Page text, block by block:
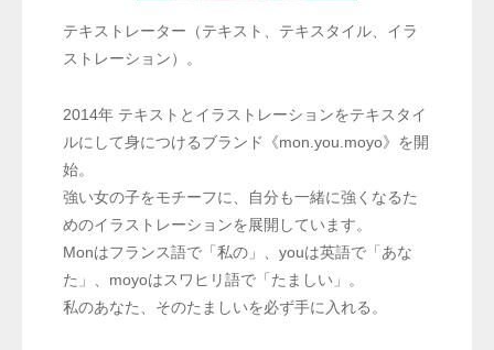
テキストレーター（テキスト、テキスタイル、イラ
ストレーション）。
2014年 テキストとイラストレーションをテキスタイ
ルにして身につけるブランド《mon.you.moyo》を開
始。
強い女の子をモチーフに、自分も一緒に強くなるた
めのイラストレーションを展開しています。
Monはフランス語で「私の」、youは英語で「あな
た」、moyoはスワヒリ語で「たましい」。
私のあなた、そのたましいを必ず手に入れる。